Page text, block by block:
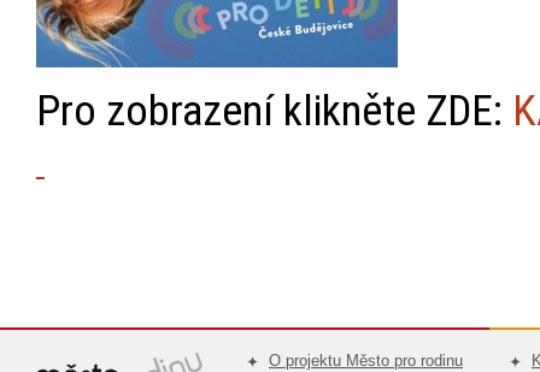
Pro zobrazení klikněte ZDE:
O projektu Město pro rodinu